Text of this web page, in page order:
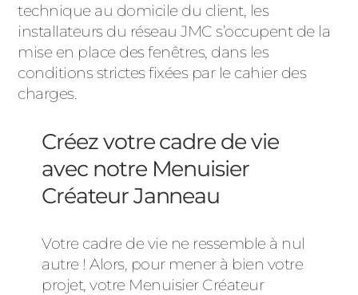
technique au domicile du client, les
installateurs du réseau JMC s’occupent de la
mise en place des fenêtres, dans les
conditions strictes fixées par le cahier des
charges.
Créez votre cadre de vie
avec notre Menuisier
Créateur Janneau
Votre cadre de vie ne ressemble à nul
autre ! Alors, pour mener à bien votre
projet, votre Menuisier Créateur